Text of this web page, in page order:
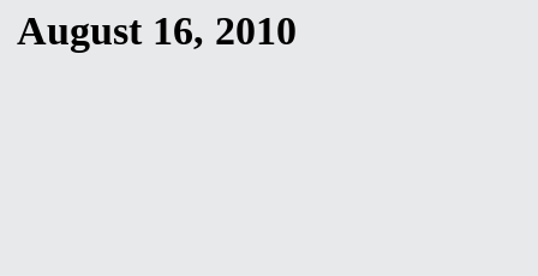
August 16, 2010